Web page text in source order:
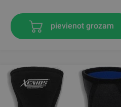
pievienot grozam